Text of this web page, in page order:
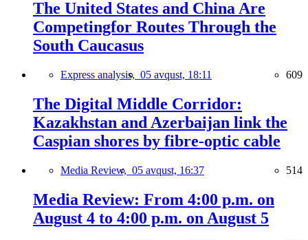
The United States and China Are
Competingfor Routes Through the
South Caucasus
Express analysis, 05 avqust, 18:11 609
The Digital Middle Corridor:
Kazakhstan and Azerbaijan link the
Caspian shores by fibre-optic cable
Media Review, 05 avqust, 16:37 514
Media Review: From 4:00 p.m. on
August 4 to 4:00 p.m. on August 5